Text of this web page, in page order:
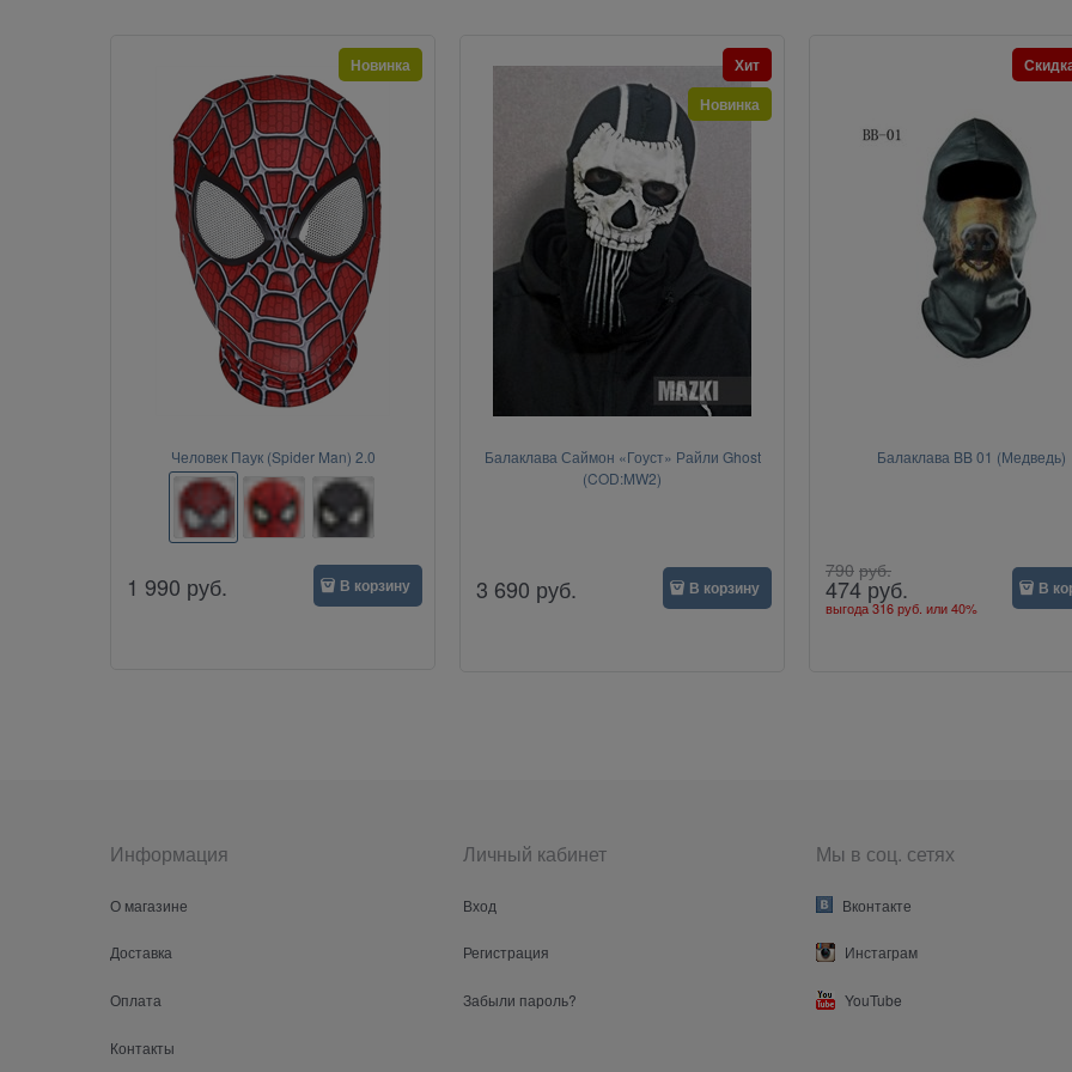
Человек Паук (Spider Man) 2.0
Новинка
1 990 руб. В корзину
Балаклава Саймон «Гоуст» Райли Ghost
(COD:MW2)
Хит
Новинка
3 690 руб. В корзину
Балаклава BB 01 (Медведь)
790 руб.
474 руб.
выгода316 руб. или40%
В
Информация
О магазине
Доставка
Оплата
Контакты
Личный кабинет
Вход
Регистрация
Забыли пароль?
Мы в соц. сетях
Вконтакте
Инстаграм
YouTube